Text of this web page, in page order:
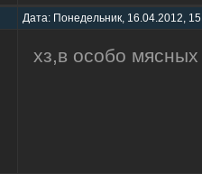
Дата: Понедельник, 16.04.2012,
хз,в особо